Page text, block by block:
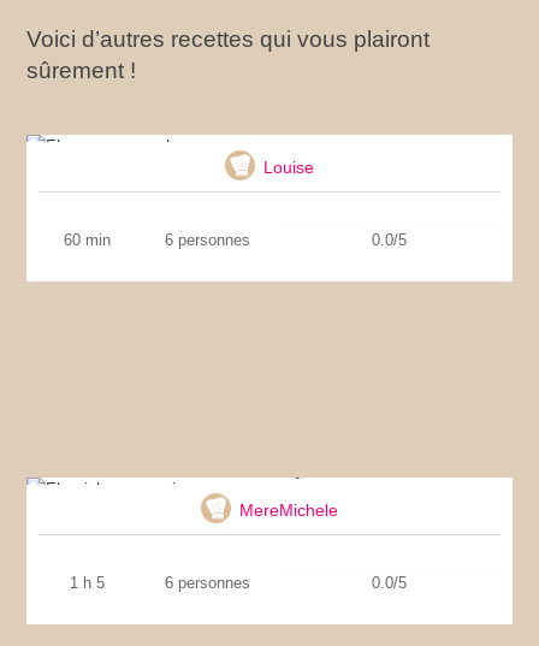
Voici d’autres recettes qui vous plairont
sûrement !
Louise
60 min 6 personnes 0.0/5
MereMichele
1 h 5 6 personnes 0.0/5